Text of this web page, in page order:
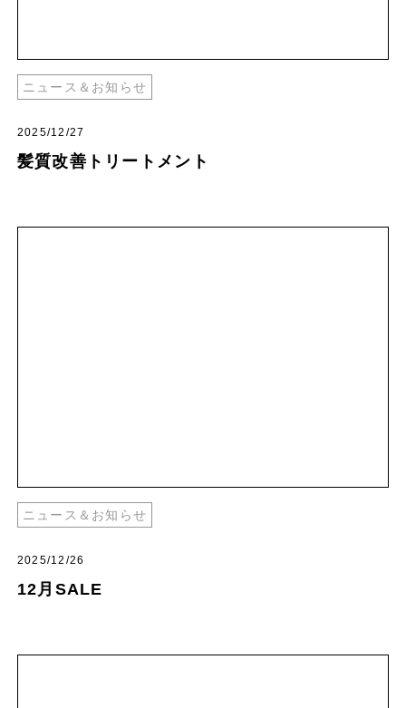
ニュース＆お知らせ
2025/12/27
髪質改善トリートメント
ニュース＆お知らせ
2025/12/26
12月SALE